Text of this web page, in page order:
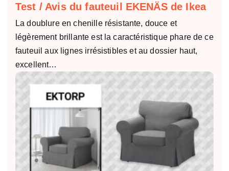
Test / Avis du fauteuil EKENÄS de Ikea
La doublure en chenille résistante, douce et
légèrement brillante est la caractéristique phare de ce
fauteuil aux lignes irrésistibles et au dossier haut,
excellent…